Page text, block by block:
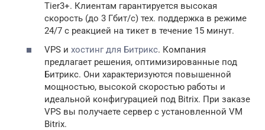
Tier3+. Клиентам гарантируется высокая
скорость (до 3 Гбит/с) тех. поддержка в режиме
24/7 с реакцией на тикет в течение 15 минут.
VPS и хостинг для Битрикс. Компания
предлагает решения, оптимизированные под
Битрикс. Они характеризуются повышенной
мощностью, высокой скоростью работы и
идеальной конфигурацией под Bitrix. При заказе
VPS вы получаете сервер с установленной VM
Bitrix.